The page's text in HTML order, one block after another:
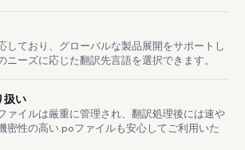
しており、グローバルな製品展開をサポートし
ニーズに応じた翻訳先言語を選択できます。
扱い
ァイルは厳重に管理され、翻訳処理後には速や
密性の高い.poファイルも安心してご利用いた